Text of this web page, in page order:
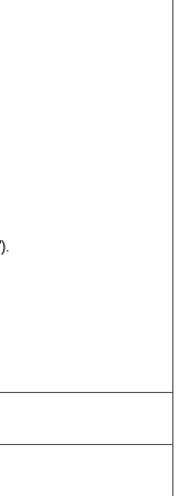
).